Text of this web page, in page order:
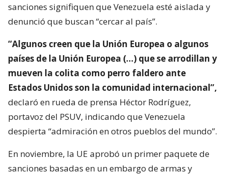
sanciones signifiquen que Venezuela esté aislada y
denunció que buscan “cercar al país”.
“Algunos creen que la Unión Europea o algunos
países de la Unión Europea (…) que se arrodillan y
mueven la colita como perro faldero ante
Estados Unidos son la comunidad internacional”,
declaró en rueda de prensa Héctor Rodríguez,
portavoz del PSUV, indicando que Venezuela
despierta “admiración en otros pueblos del mundo”.
En noviembre, la UE aprobó un primer paquete de
sanciones basadas en un embargo de armas y